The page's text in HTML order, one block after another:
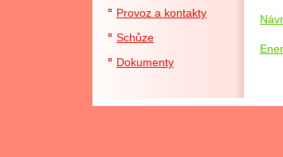
Provoz a kontakty
Schůze
Dokumenty